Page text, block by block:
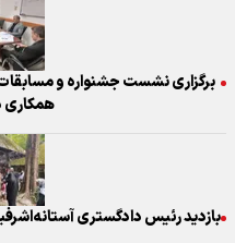
برگزاری نشست جشنواره و مسابقات
همکاری
بازدید رئیس دادگستری